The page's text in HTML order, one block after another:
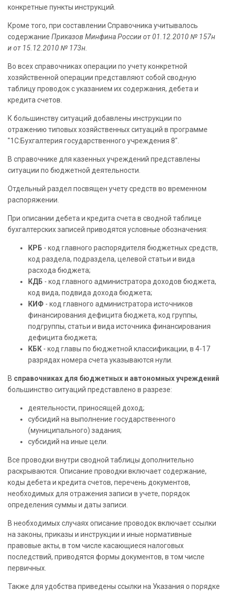
конкретные пункты инструкций.
Кроме того, при составлении Справочника учитывалось
содержание Приказов Минфина России от 01.12.2010 № 157н
и от 15.12.2010 № 173н.
Во всех справочниках операции по учету конкретной
хозяйственной операции представляют собой сводную
таблицу проводок с указанием их содержания, дебета и
кредита счетов.
К большинству ситуаций добавлены инструкции по
отражению типовых хозяйственных ситуаций в программе
"1С:Бухгалтерия государственного учреждения 8".
В справочнике для казенных учреждений представлены
ситуации по бюджетной деятельности.
Отдельный раздел посвящен учету средств во временном
распоряжении.
При описании дебета и кредита счета в сводной таблице
бухгалтерских записей приводятся условные обозначения:
КРБ - код главного распорядителя бюджетных средств,
код раздела, подраздела, целевой статьи и вида
расхода бюджета;
КДБ - код главного администратора доходов бюджета,
код вида, подвида дохода бюджета;
КИФ - код главного администратора источников
финансирования дефицита бюджета, код группы,
подгруппы, статьи и вида источника финансирования
дефицита бюджета;
КБК - код главы по бюджетной классификации, в 4-17
разрядах номера счета указываются нули.
В справочниках для бюджетных и автономных учреждений
большинство ситуаций представлено в разрезе:
деятельности, приносящей доход;
субсидий на выполнение государственного
(муниципального) задания;
субсидий на иные цели.
Все проводки внутри сводной таблицы дополнительно
раскрываются. Описание проводки включает содержание,
коды дебета и кредита счетов, перечень документов,
необходимых для отражения записи в учете, порядок
определения суммы и даты записи.
В необходимых случаях описание проводок включает ссылки
на законы, приказы и инструкции и иные нормативные
правовые акты, в том числе касающиеся налоговых
последствий, приводятся формы документов, в том числе
первичных.
Также для удобства приведены ссылки на Указания о порядке